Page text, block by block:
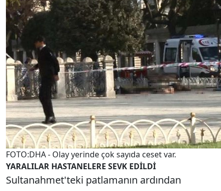
FOTO:DHA - Olay yerinde çok sayıda ceset var.
YARALILAR HASTANELERE SEVK EDİLDİ
Sultanahmet'teki patlamanın ardından